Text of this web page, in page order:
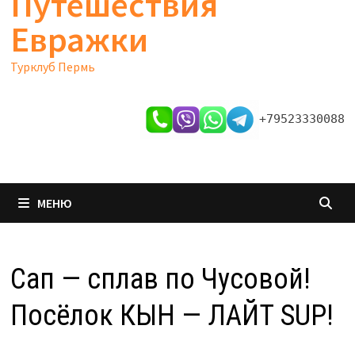
Евражки
Турклуб Пермь
+79523330088
МЕНЮ
Сап — сплав по Чусовой!
Посёлок КЫН — ЛАЙТ SUP!